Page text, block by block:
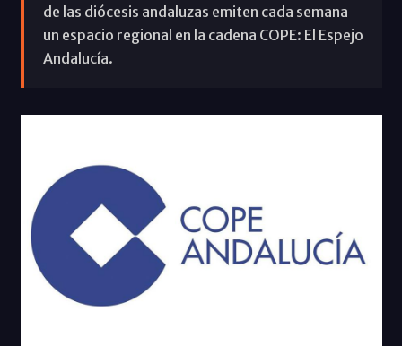
de las diócesis andaluzas emiten cada semana
un espacio regional en la cadena COPE: El Espejo
Andalucía.